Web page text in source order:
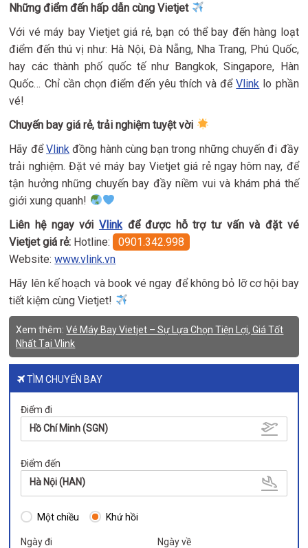
Những điểm đến hấp dẫn cùng Vietjet
Với vé máy bay Vietjet giá rẻ, bạn có thể bay đến hàng loạt
điểm đến thú vị như: Hà Nội, Đà Nẵng, Nha Trang, Phú Quốc,
hay các thành phố quốc tế như Bangkok, Singapore, Hàn
Quốc… Chỉ cần chọn điểm đến yêu thích và đểVlink lo phần
vé!
Chuyến bay giá rẻ, trải nghiệm tuyệt vời
Hãy đểVlink đồng hành cùng bạn trong những chuyến đi đầy
trải nghiệm. Đặt vé máy bay Vietjet giá rẻ ngay hôm nay, để
tận hưởng những chuyến bay đầy niềm vui và khám phá thế
giới xung quanh!
Liên hệ ngay với Vlinkđể được hỗ trợ tư vấn và đặt vé
Vietjet giá rẻ: Hotline:
0901.342.998
Website:www.vlink.vn
Hãy lên kế hoạch và book vé ngay để không bỏ lỡ cơ hội bay
tiết kiệm cùng Vietjet!
Xem thêm:Vé Máy Bay Vietjet – Sự Lựa Chọn Tiện Lợi, Giá Tốt
Nhất Tại Vlink
TÌM CHUYẾN BAY
Điểm đi
Hồ Chí Minh (SGN)
Điểm đến
Hà Nội (HAN)
Một chiều Khứ hồi
Ngày đi Ngày về